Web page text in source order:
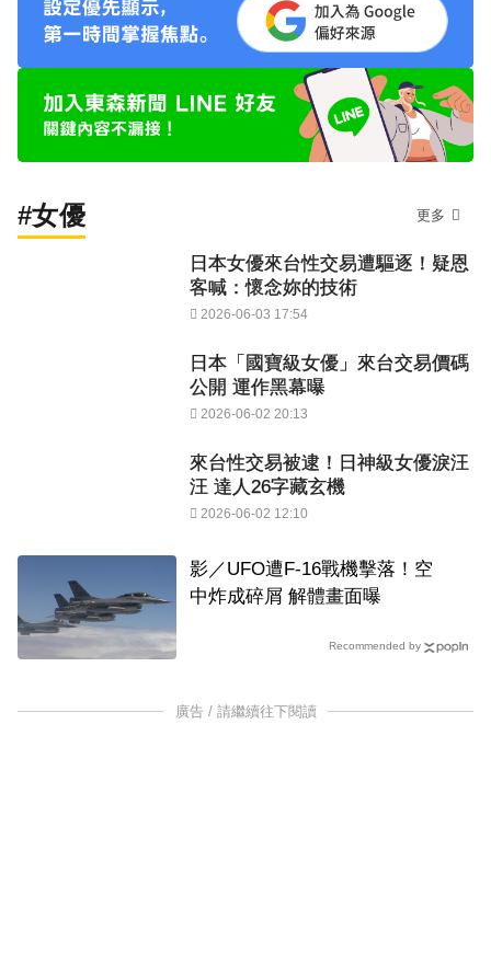
#女優 更多
日本女優來台性交易遭驅逐！疑恩
客喊：懷念妳的技術
2026-06-03 17:54
日本「國寶級女優」來台交易價碼
公開 運作黑幕曝
2026-06-02 20:13
來台性交易被逮！日神級女優淚汪
汪 達人26字藏玄機
2026-06-02 12:10
影／UFO遭F-16戰機擊落！空
中炸成碎屑 解體畫面曝
Recommended by
廣告 / 請繼續往下閱讀